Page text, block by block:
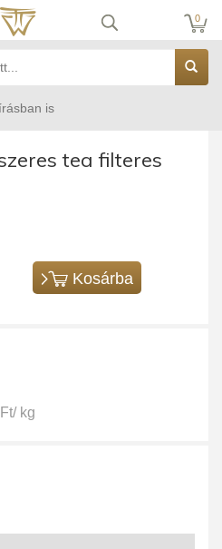
0
is
tea filteres
Kosárba
kg